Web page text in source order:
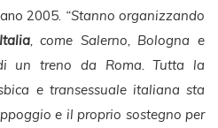
2005. “Stanno organizzando
, come Salerno, Bologna e
un treno da Roma. Tutta la
e transessuale italiana sta
e il proprio sostegno per